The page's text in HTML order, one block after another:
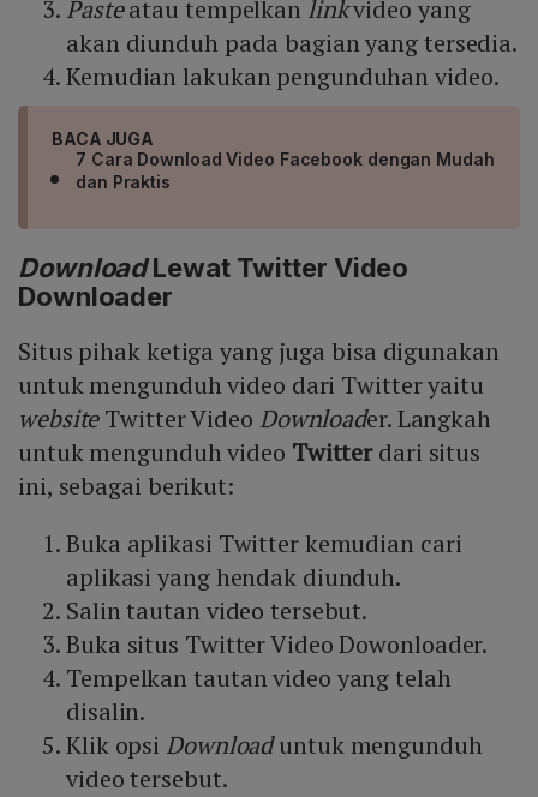
Pasteatau tempelkan linkvideo yang
akan diunduh pada bagian yang tersedia.
Kemudian lakukan pengunduhan video.
BACA JUGA
7 Cara Download Video Facebook dengan Mudah
dan Praktis
DownloadLewat Twitter Video
Downloader
Situs pihak ketiga yang juga bisa digunakan
untuk mengunduh video dari Twitter yaitu
websiteTwitter Video Downloader. Langkah
untuk mengunduh video Twitterdari situs
ini, sebagai berikut:
Buka aplikasi Twitter kemudian cari
aplikasi yang hendak diunduh.
Salin tautan video tersebut.
Buka situs Twitter Video Dowonloader.
Tempelkan tautan video yang telah
disalin.
Klik opsi Downloaduntuk mengunduh
video tersebut.